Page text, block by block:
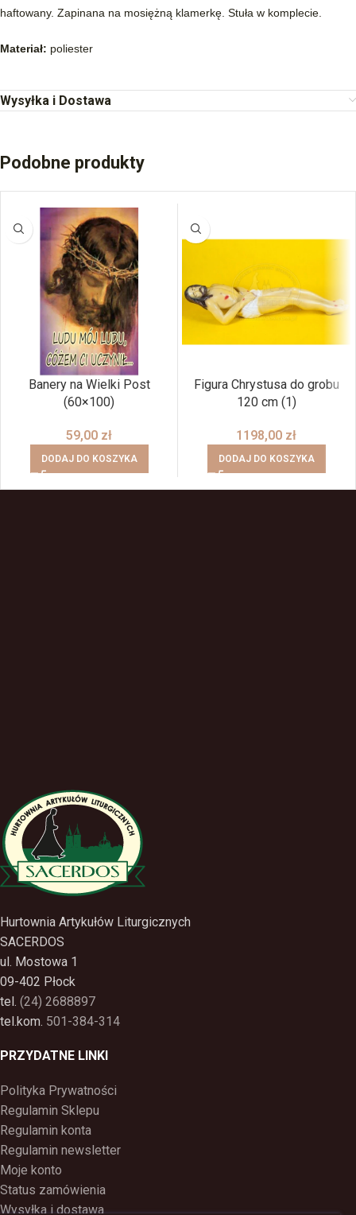
haftowany. Zapinana na mosiężną klamerkę. Stuła w komplecie.
Materiał: poliester
Wysyłka i Dostawa
Podobne produkty
Banery na Wielki Post
(60×100)
59,00 zł
DODAJ DO KOSZYKA
Figura Chrystusa do grobu
120 cm (1)
1198,00 zł
DODAJ DO KOSZYKA
Hurtownia Artykułów Liturgicznych
SACERDOS
ul. Mostowa 1
09-402 Płock
tel. (24) 2688897
tel.kom. 501-384-314
PRZYDATNE LINKI
Polityka Prywatności
Regulamin Sklepu
Regulamin konta
Regulamin newsletter
Moje konto
Status zamówienia
Wysyłka i dostawa